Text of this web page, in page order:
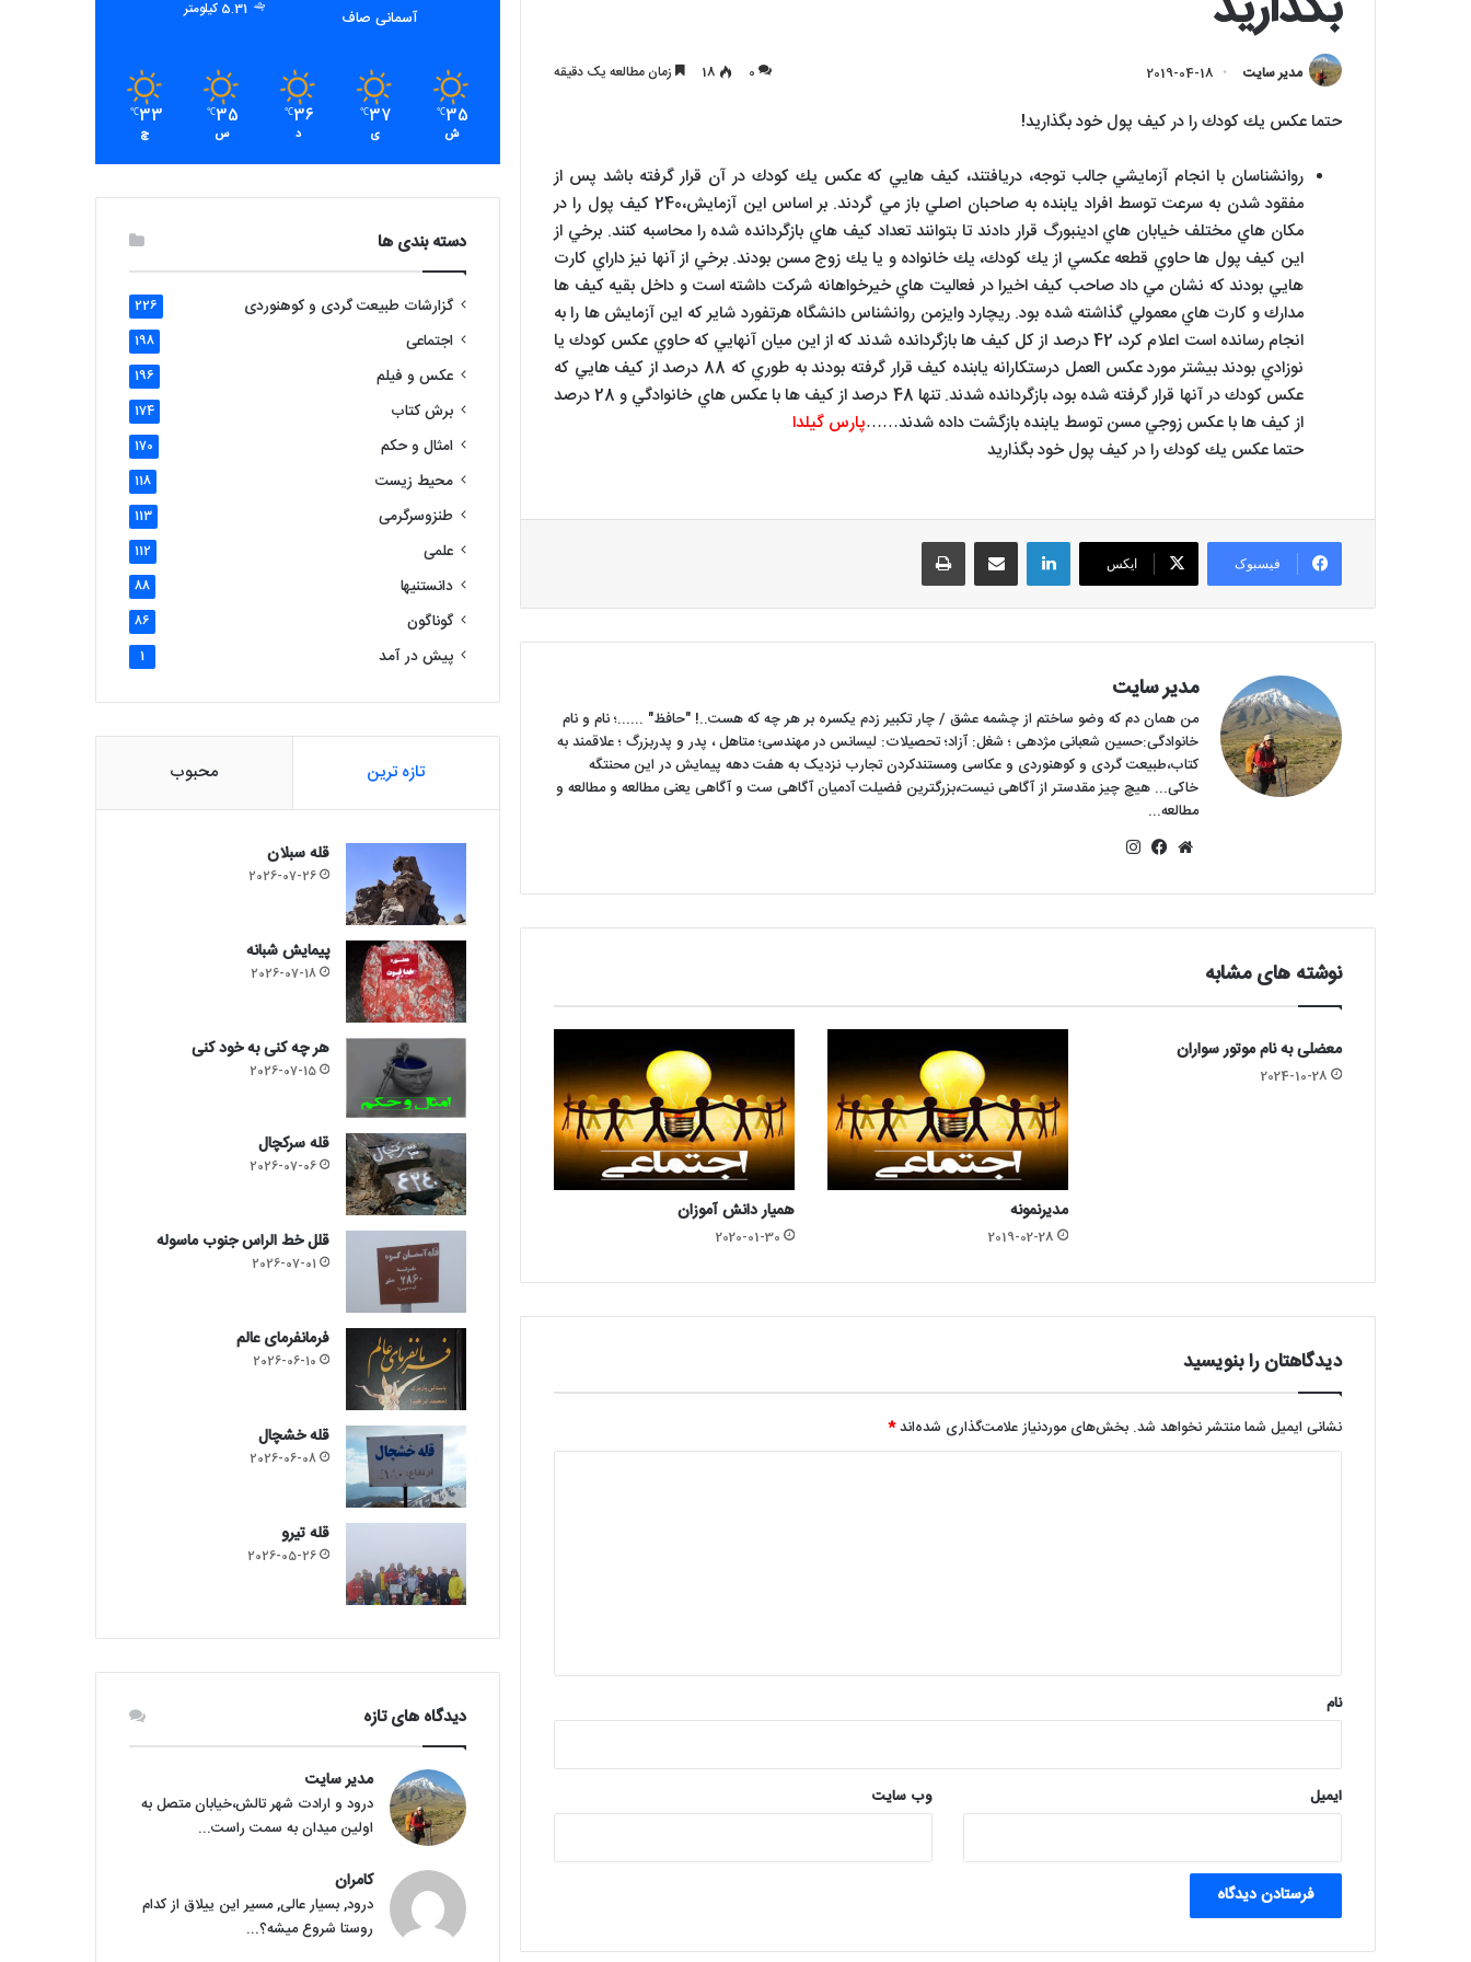
مدیر سایت 2019-04-18
0
18 زمان مطالعه یک دقیقه
حتما عكس يك كودك را در كيف پول خود بگذاريد!
روانشناسان با انجام آزمايشي جالب توجه، دريافتند، كيف هايي كه عكس يك كودك در آن قرار گرفته باشد پس از
مفقود شدن به سرعت توسط افراد يابنده به صاحبان اصلي باز مي گردند. بر اساس اين آزمايش،240 كيف پول را در
مكان هاي مختلف خيابان هاي ادينبورگ قرار دادند تا بتوانند تعداد كيف هاي بازگردانده شده را محاسبه كنند. برخي از
اين كيف پول ها حاوي قطعه عكسي از يك كودك، يك خانواده و يا يك زوج مسن بودند. برخي از آنها نيز داراي كارت
هايي بودند كه نشان مي داد صاحب كيف اخيرا در فعاليت هاي خيرخواهانه شركت داشته است و داخل بقيه كيف ها
مدارك و كارت هاي معمولي گذاشته شده بود. ريچارد وايزمن روانشناس دانشگاه هرتفورد شاير كه اين آزمايش ها را به
انجام رسانده است اعلام كرد، 42 درصد از كل كيف ها بازگردانده شدند كه از اين ميان آنهايي كه حاوي عكس كودك يا
نوزادي بودند بيشتر مورد عكس العمل درستكارانه يابنده كيف قرار گرفته بودند به طوري كه 88 درصد از كيف هايي كه
عكس كودك در آنها قرار گرفته شده بود، بازگردانده شدند. تنها 48 درصد از كيف ها با عكس هاي خانوادگي و 28 درصد
از كيف ها با عكس زوجي مسن توسط يابنده بازگشت داده شدند……پارس گیلدا
حتما عكس يك كودك را در كيف پول خود بگذاريد
فیسبوک ایکس
لینکداین اشتراک گذاری با ایمیل
مدیر سایت
من همان دم که وضو ساختم از چشمه عشق / چار تکبیر زدم یکسره بر هر چه که هست..! "حافظ" ......؛ نام و نام
خانوادگی:حسین شعبانی مژدهی ؛ شغل: آزاد؛ تحصیلات: لیسانس در مهندسی؛ متاهل ، پدر و پدربزرگ ؛ علاقمند به
کتاب،طبیعت گردی و کوهنوردی و عکاسی ومستندکردن تجارب نزدیک به هفت دهه پیمایش در این محنتگه
خاکی... هیچ چیز مقدستر از آگاهی نیست،بزرگترین فضیلت آدمیان آگاهی ست و آگاهی یعنی مطالعه و مطالعه و
مطالعه...
وبس
ت
فی
ک گرام
نوشته های مشابه
معضلی به نام موتور سواران
2024-10-28
مدیرنمونه
2019-02-28
همیار دانش آموزان
2020-01-30
دیدگاهتان را بنویسید
نشانی ایمیل شما منتشر نخواهد شد. بخش‌های موردنیاز علامت‌گذاری شده‌اند*
نام
ایمیل وب‌ سایت
آسمانی صاف
5.31 کیلومتر
35
℃
ش
37
℃
ی
36
℃
د
35
℃
س
33
℃
چ
دسته بندی ها
گزارشات طبیعت گردی و کوهنوردی 226
اجتماعی 198
عکس و فیلم 196
برش کتاب 174
امثال و حکم 170
محیط زیست 118
طنزوسرگرمی 113
علمی 112
دانستنیها 88
گوناگون 86
پیش در آمد 1
تازه ترین محبوب
قله سبلان
2026-07-26
پیمایش شبانه
2026-07-18
هر چه کنی به خود کنی
2026-07-15
قله سرکچال
2026-07-06
قلل خط الراس جنوب ماسوله
2026-07-01
فرمانفرمای عالم
2026-06-10
قله خشچال
2026-06-08
قله تیرو
2026-05-26
دیدگاه های تازه
مدیر سایت
درود و ارادت شهر تالش،خیابان متصل به
اولین میدان به سمت راست...
کامران
درود, بسیار عالی, مسیر این ییلاق از کدام
روستا شروع میشه؟...